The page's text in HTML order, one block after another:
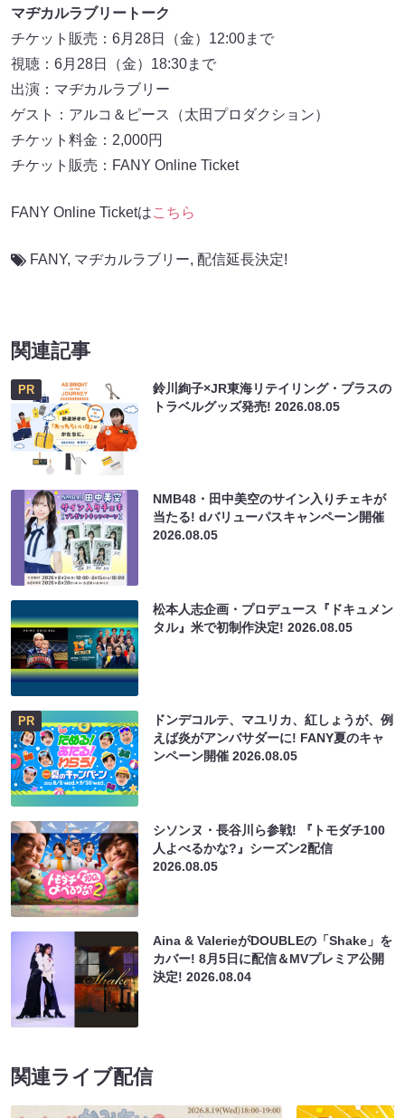
マヂカルラブリートーク
チケット販売：6月28日（金）12:00まで
視聴：6月28日（金）18:30まで
出演：マヂカルラブリー
ゲスト：アルコ＆ピース（太田プロダクション）
チケット料金：2,000円
チケット販売：FANY Online Ticket
FANY Online Ticketはこちら
FANY, マヂカルラブリー, 配信延長決定!
関連記事
PR
鈴川絢子×JR東海リテイリング・プラスの
トラベルグッズ発売!2026.08.05
NMB48・田中美空のサイン入りチェキが
当たる! dバリューパスキャンペーン開催
2026.08.05
松本人志企画・プロデュース『ドキュメン
タル』米で初制作決定!2026.08.05
PR
ドンデコルテ、マユリカ、紅しょうが、例
えば炎がアンバサダーに! FANY夏のキャ
ンペーン開催2026.08.05
シソンヌ・長谷川ら参戦! 『トモダチ100
人よべるかな?』シーズン2配信
2026.08.05
Aina & ValerieがDOUBLEの「Shake」を
カバー! 8月5日に配信＆MVプレミア公開
決定!2026.08.04
関連ライブ配信